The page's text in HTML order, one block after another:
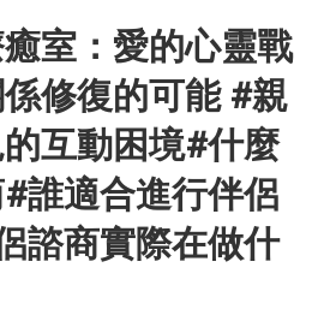
室：愛的心靈戰
修復的可能 #親
互動困境#什麼
誰適合進行伴侶
諮商實際在做什